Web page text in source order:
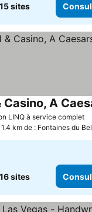
15 sites
LINQ à service complet
km de : Fontaines du
16 sites